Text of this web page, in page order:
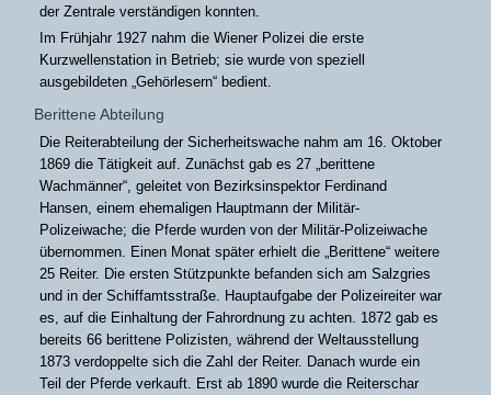
der Zentrale verständigen konnten.
Im Frühjahr 1927 nahm die Wiener Polizei die erste
Kurzwellenstation in Betrieb; sie wurde von speziell
ausgebildeten „Gehörlesern“ bedient.
Berittene Abteilung
Die Reiterabteilung der Sicherheitswache nahm am 16. Oktober
1869 die Tätigkeit auf. Zunächst gab es 27 „berittene
Wachmänner“, geleitet von Bezirksinspektor Ferdinand
Hansen, einem ehemaligen Hauptmann der Militär-
Polizeiwache; die Pferde wurden von der Militär-Polizeiwache
übernommen. Einen Monat später erhielt die „Berittene“ weitere
25 Reiter. Die ersten Stützpunkte befanden sich am Salzgries
und in der Schiffamtsstraße. Hauptaufgabe der Polizeireiter war
es, auf die Einhaltung der Fahrordnung zu achten. 1872 gab es
bereits 66 berittene Polizisten, während der Weltausstellung
1873 verdoppelte sich die Zahl der Reiter. Danach wurde ein
Teil der Pferde verkauft. Erst ab 1890 wurde die Reiterschar